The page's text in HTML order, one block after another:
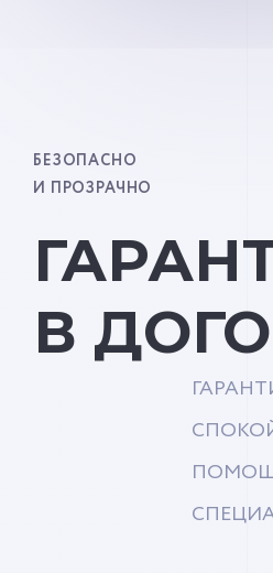
БЕЗОПАСНО
И ПРОЗРАЧНО
В